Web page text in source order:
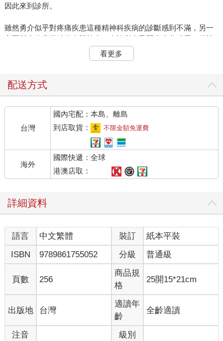
因此來到診所。
雖然勇介似乎對疼痛疾患這種精神科疾病的診斷感到不滿，另一
方面卻也放棄繼續做身體檢查，在診所自己開止痛藥服用（他說
「幾乎沒有止痛效果」）。
受認知行為療法治療來看，我判斷，他應該某種程度上接受疼痛
就像勇介查到的，認知行為療法對疼痛疾患這類慢性疼痛有一定
程度的療效。在這種情況，看到「一定程度」要特別注意。認知
行為療法無法根治來自身體或原因不明的疼痛，認知行為療法的
威力沒那麼強大。
但無論疼痛的原因跟部位為何，當疼痛嚴重限制並影響日常生活
的時候，就很有可能會因為疼痛而引發惡性循環，而認知行為療
制為目標，而非以消除疼痛為目標。
艱辛的自我監控過程
就這樣，勇介和我開始進行認知行為療法。主訴是「背痛」。
認知行為療法的第一階段就是自我監控（自我觀察）。如果主訴
是背痛，當然就必須將注意力集中在疼痛，監控背部的疼痛，察
覺並外部化（做筆記、記錄）疼痛的程度和狀況。
我向勇介說明自我監控的必要性和重要性，請他每天監控並記錄
疼痛。但勇介在當時斷然拒絕自我監控。
看更多
配送方式
台灣
國內宅配：本島、離島
到店取貨：
不限金額免運費
海外
國際快遞：全球
港澳店取：
詳細資料
語言 中文繁體 裝訂
紙本平裝
ISBN
9789861755052 分級 普通級
頁數 256
商品規
格
25開15*21cm
出版地 台灣
適讀年
齡
全齡適讀
注音 級別